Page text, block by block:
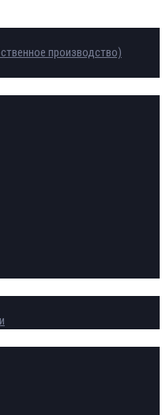
производство)